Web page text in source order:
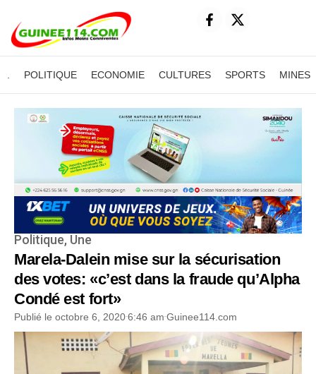
POLITIQUE ECONOMIE CULTURES SPORTS MINES
Politique, Une
Marela-Dalein mise sur la sécurisation
des votes: «c’est dans la fraude qu’Alpha
Condé est fort»
Publié le octobre 6, 20206:46 am Guinee114.com